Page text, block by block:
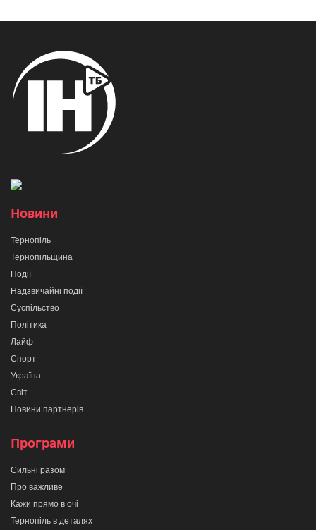
Новини
Тернопіль
Тернопільщина
Події
Надзвичайні події
Суспільство
Політика
Лайф
Спорт
Україна
Світ
Новини партнерів
Програми
Сильні разом
Про важливе
Кажи прямо в очі
Тернопіль в деталях